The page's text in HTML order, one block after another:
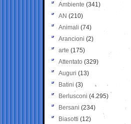
Ambiente (341)
AN (210)
Animali (74)
Arancioni (2)
arte (175)
Attentato (329)
Auguri (13)
Batini (3)
Berlusconi (4.295)
Bersani (234)
Biasotti (12)